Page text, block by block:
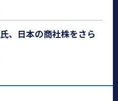
、日本の商社株をさら